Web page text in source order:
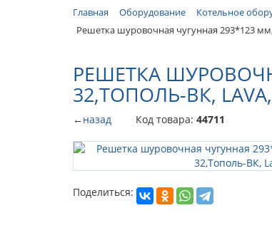
Главная Оборудование Котельное
Решетка шуровочная чугунная 293*123
РЕШЕТКА
32,ТОПОЛЬ-ВК, LAVA,
←назад Код товара: 44711
Поделиться: